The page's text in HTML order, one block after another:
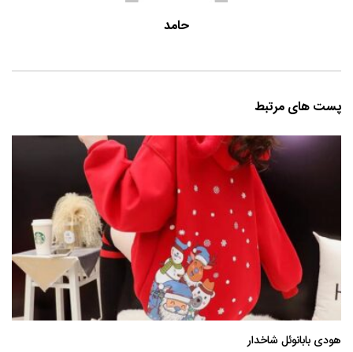
حامد
پست های مرتبط
هودی بابانوئل شاخدار